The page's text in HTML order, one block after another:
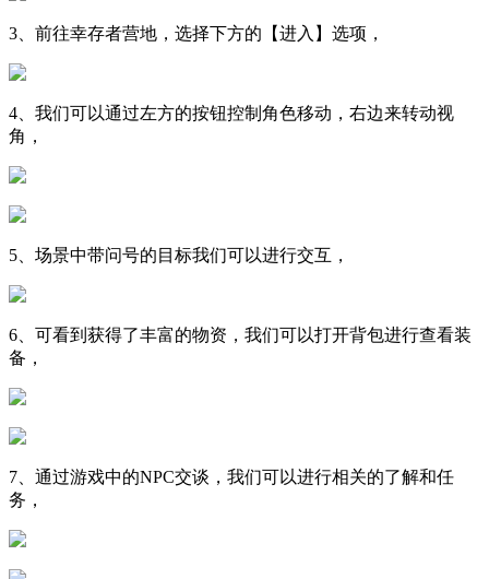
3、前往幸存者营地，选择下方的【进入】选项，
4、我们可以通过左方的按钮控制角色移动，右边来转动视
角，
5、场景中带问号的目标我们可以进行交互，
6、可看到获得了丰富的物资，我们可以打开背包进行查看装
备，
7、通过游戏中的NPC交谈，我们可以进行相关的了解和任
务，